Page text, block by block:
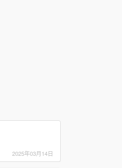
2025年03月14日